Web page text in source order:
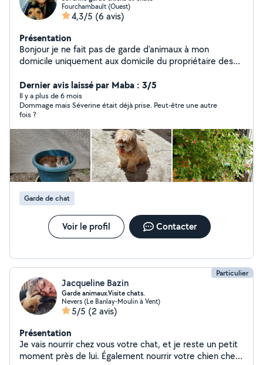
Fourchambault (Ouest)
4,3/5 (6 avis)
Présentation
Bonjour je ne fait pas de garde d'animaux à mon
domicile uniquement aux domicile du propriétaire des
Dernier avis laissé par Maba : 3/5
Il y a plus de 6 mois
Dommage mais Séverine était déjà prise. Peut-être une autre
fois ?
Garde de chat
Voir le profil Contacter
Particulier
Jacqueline Bazin
Garde animaux.Visite chats.
Nevers (Le Banlay-Moulin à Vent)
5/5 (2 avis)
Présentation
Je vais nourrir chez vous votre chat, et je reste un petit
moment près de lui. Également nourrir votre chien chez